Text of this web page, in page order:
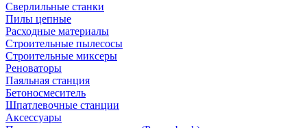
Сверлильные станки
Пилы цепные
Расходные материалы
Строительные пылесосы
Строительные миксеры
Реноваторы
Паяльная станция
Бетоносмеситель
Шпатлевочные станции
Аксессуары